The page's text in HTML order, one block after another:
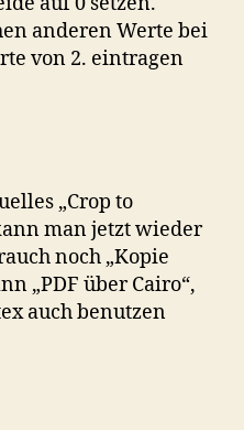
anderen Werte bei
von 2. eintragen
„Crop to
man jetzt wieder
noch „Kopie
„PDF über Cairo“,
auch benutzen